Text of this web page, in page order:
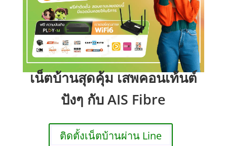
เน็ตบ้านสุดคุ้ม เสพคอนเท้นต์
ปังๆ กับ AIS Fibre
ติดตั้งเน็ตบ้านผ่าน Line